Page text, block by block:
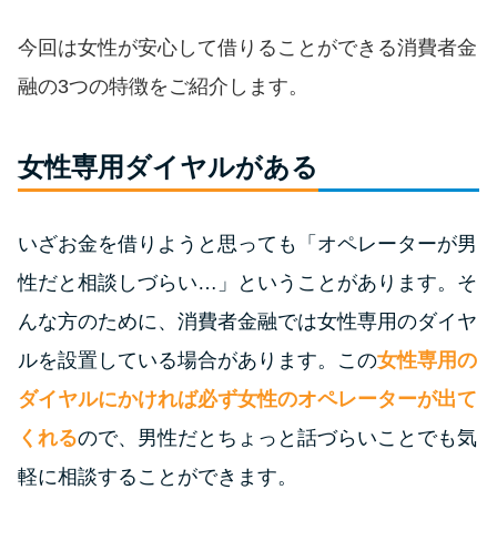
カードローンの見直しで40万円
得した話
最速！最短40分で借りられるカ
特集ページ一覧
種類や特徴で探す
銀行カードローンを選ぶべき4つ
無利息期間を利用して利息0円で
今回は女性が安心して借りることができる消費者金
融の3つの特徴をご紹介します。
女性専用ダイヤルがある
いざお金を借りようと思っても「オペレーターが男
性だと相談しづらい…」ということがあります。そ
んな方のために、消費者金融では女性専用のダイヤ
ルを設置している場合があります。この女性専用の
ダイヤルにかければ必ず女性のオペレーターが出て
くれるので、男性だとちょっと話づらいことでも気
軽に相談することができます。